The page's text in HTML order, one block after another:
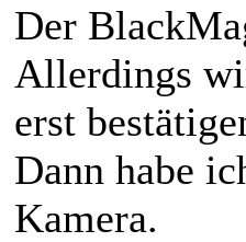
Der
Allerdings
erst
Dann habe
Kamera.